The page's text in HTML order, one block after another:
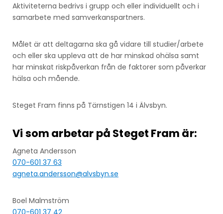
Aktiviteterna bedrivs i grupp och eller individuellt och i
samarbete med samverkanspartners.
Målet är att deltagarna ska gå vidare till studier/arbete
och eller ska uppleva att de har minskad ohälsa samt
har minskat riskpåverkan från de faktorer som påverkar
hälsa och mående.
Steget Fram finns på Tärnstigen 14 i Älvsbyn.
Vi som arbetar på Steget Fram är:
Agneta Andersson
070-601 37 63
agneta.andersson@alvsbyn.se
Boel Malmström
070-601 37 42